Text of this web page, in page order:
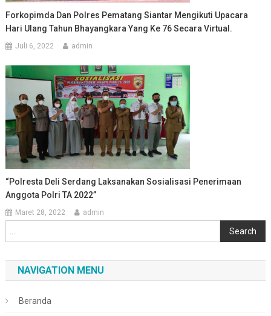
Forkopimda Dan Polres Pematang Siantar Mengikuti Upacara
Hari Ulang Tahun Bhayangkara Yang Ke 76 Secara Virtual.
Juli 6, 2022 admin
“Polresta Deli Serdang Laksanakan Sosialisasi Penerimaan
Anggota Polri TA 2022”
Maret 28, 2022 admin
Search
NAVIGATION MENU
Beranda